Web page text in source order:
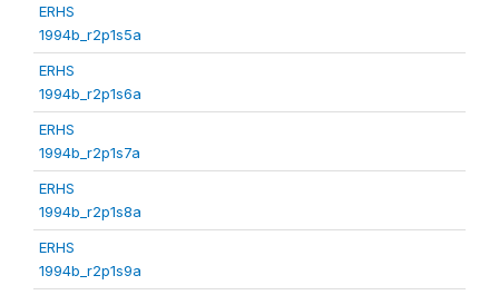
ERHS
1994b_r2p1s5a
ERHS
1994b_r2p1s6a
ERHS
1994b_r2p1s7a
ERHS
1994b_r2p1s8a
ERHS
1994b_r2p1s9a